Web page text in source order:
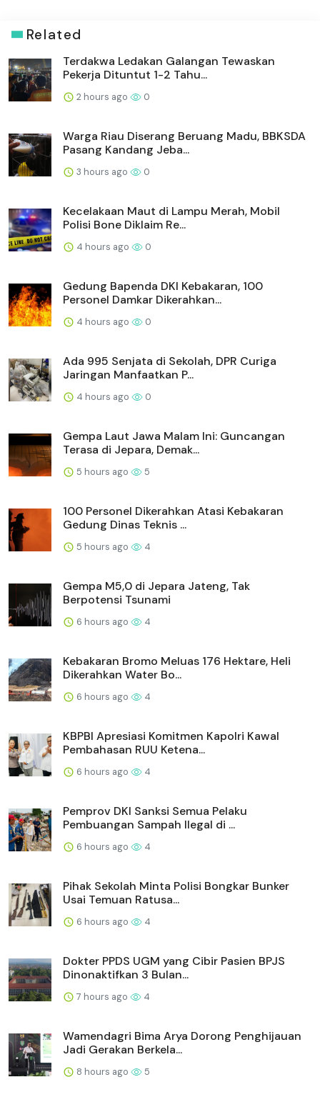
Related
Terdakwa Ledakan Galangan Tewaskan
Pekerja Dituntut 1-2 Tahu...
2 hours ago 0
Warga Riau Diserang Beruang Madu, BBKSDA
Pasang Kandang Jeba...
3 hours ago 0
Kecelakaan Maut di Lampu Merah, Mobil
Polisi Bone Diklaim Re...
4 hours ago 0
Gedung Bapenda DKI Kebakaran, 100
Personel Damkar Dikerahkan...
4 hours ago 0
Ada 995 Senjata di Sekolah, DPR Curiga
Jaringan Manfaatkan P...
4 hours ago 0
Gempa Laut Jawa Malam Ini: Guncangan
Terasa di Jepara, Demak...
5 hours ago 5
100 Personel Dikerahkan Atasi Kebakaran
Gedung Dinas Teknis ...
5 hours ago 4
Gempa M5,0 di Jepara Jateng, Tak
Berpotensi Tsunami
6 hours ago 4
Kebakaran Bromo Meluas 176 Hektare, Heli
Dikerahkan Water Bo...
6 hours ago 4
KBPBI Apresiasi Komitmen Kapolri Kawal
Pembahasan RUU Ketena...
6 hours ago 4
Pemprov DKI Sanksi Semua Pelaku
Pembuangan Sampah Ilegal di ...
6 hours ago 4
Pihak Sekolah Minta Polisi Bongkar Bunker
Usai Temuan Ratusa...
6 hours ago 4
Dokter PPDS UGM yang Cibir Pasien BPJS
Dinonaktifkan 3 Bulan...
7 hours ago 4
Wamendagri Bima Arya Dorong Penghijauan
Jadi Gerakan Berkela...
8 hours ago 5